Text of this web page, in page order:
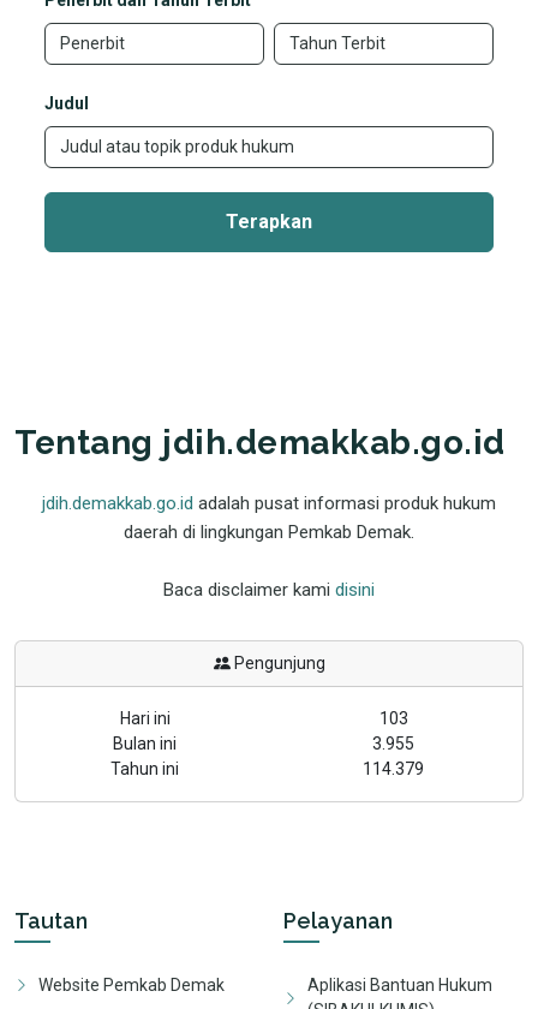
Judul
Terapkan
Tentang jdih.demakkab.go.id
jdih.demakkab.go.id adalah pusat informasi produk hukum
daerah di lingkungan Pemkab Demak.
Baca disclaimer kami disini
Pengunjung
Hari ini
103
Bulan ini
3.955
Tahun ini
114.379
Tautan
Website Pemkab Demak
Pelayanan
Aplikasi Bantuan Hukum